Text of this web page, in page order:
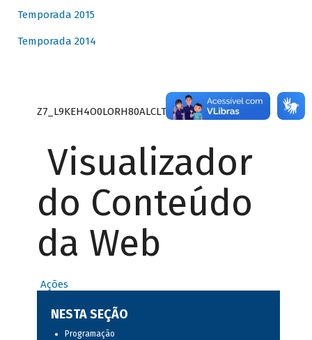
Temporada 2015
Temporada 2014
Z7_L9KEH4O0LORH80ALCLTPF80S27
Visualizador
do Conteúdo
da Web
Ações
NESTA SEÇÃO
Programação